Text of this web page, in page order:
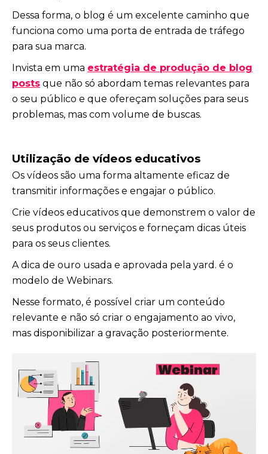
Dessa forma, o blog é um excelente caminho que
funciona como uma porta de entrada de tráfego
para sua marca.
Invista em uma estratégia de produção de blog
posts que não só abordam temas relevantes para
o seu público e que ofereçam soluções para seus
problemas, mas com volume de buscas.
Utilização de vídeos educativos
Os vídeos são uma forma altamente eficaz de
transmitir informações e engajar o público.
Crie vídeos educativos que demonstrem o valor de
seus produtos ou serviços e forneçam dicas úteis
para os seus clientes.
A dica de ouro usada e aprovada pela yard. é o
modelo de Webinars.
Nesse formato, é possível criar um conteúdo
relevante e não só criar o engajamento ao vivo,
mas disponibilizar a gravação posteriormente.